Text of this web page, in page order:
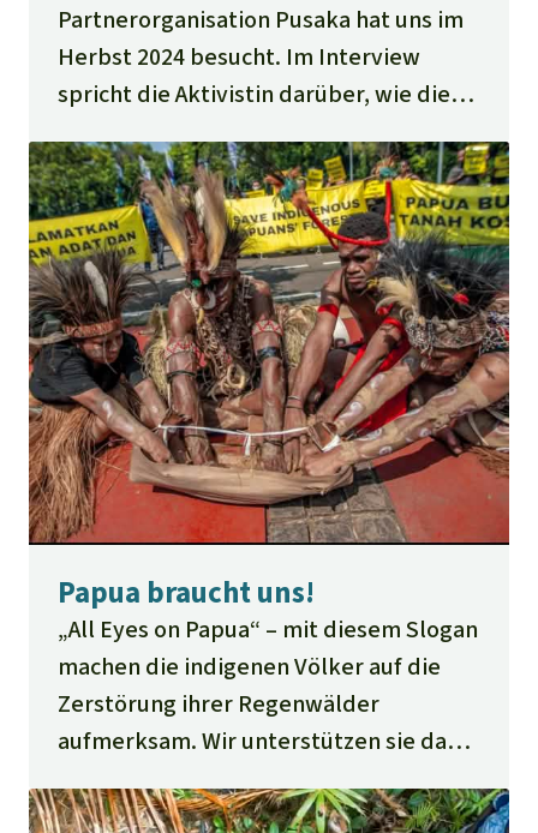
Partnerorganisation Pusaka hat uns im
Herbst 2024 besucht. Im Interview
spricht die Aktivistin darüber, wie die
verteidigen, was wir von ihnen lernen
und wie wir sie unterstützen können.
Papua braucht uns!
„All Eyes on Papua“ – mit diesem Slogan
machen die indigenen Völker auf die
Zerstörung ihrer Regenwälder
aufmerksam. Wir unterstützen sie dabei
wir brauchen Papua.